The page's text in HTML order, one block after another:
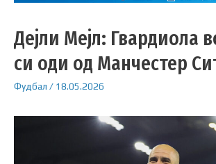
Дејли Мејл: Гвардиола
си оди од Манчестер
Фудбал / 18.05.2026